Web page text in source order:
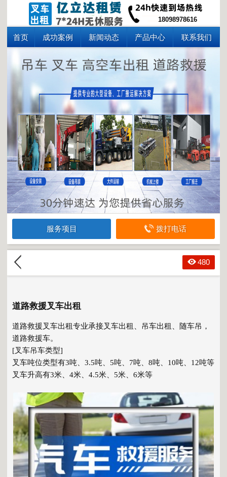
18098978616
首页 成功案例 新闻动态 产品中心 联系我们
服务项目 拨打电话
480
道路救援叉车出租
道路救援叉车出租专业承接叉车出租、吊车出租、随车吊，
道路救援车。
[叉车吊车类型]
叉车吨位类型有3吨、3.5吨、5吨、7吨、8吨、10吨、12吨等
叉车升高有3米、4米、4.5米、5米、6米等